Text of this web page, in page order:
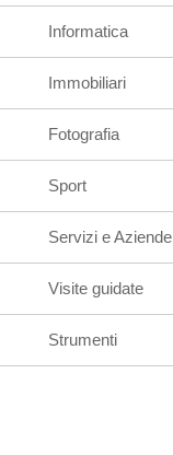
Informatica
Immobiliari
Fotografia
Sport
Servizi e Aziende
Visite guidate
Strumenti